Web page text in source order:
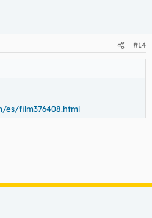
#14
es/film376408.html